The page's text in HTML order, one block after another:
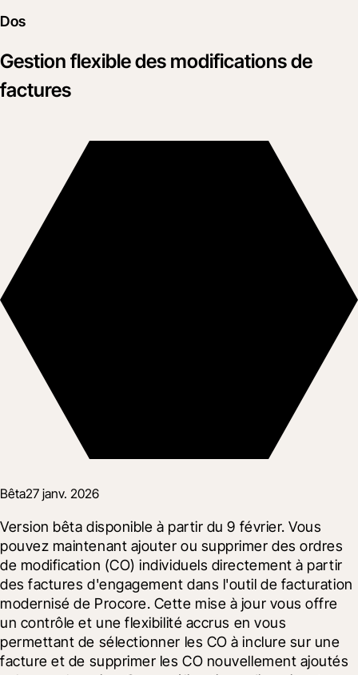
Dos
Gestion flexible des modifications de
factures
Bêta27 janv. 2026
Version bêta disponible à partir du 9 février. Vous
pouvez maintenant ajouter ou supprimer des ordres
de modification (CO) individuels directement à partir
des factures d'engagement dans l'outil de facturation
modernisé de Procore. Cette mise à jour vous offre
un contrôle et une flexibilité accrus en vous
permettant de sélectionner les CO à inclure sur une
facture et de supprimer les CO nouvellement ajoutés